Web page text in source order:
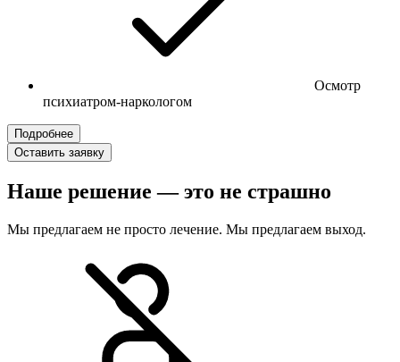
Осмотр
психиатром-наркологом
Подробнее
Оставить заявку
Наше решение — это не страшно
Мы предлагаем не просто лечение. Мы предлагаем выход.